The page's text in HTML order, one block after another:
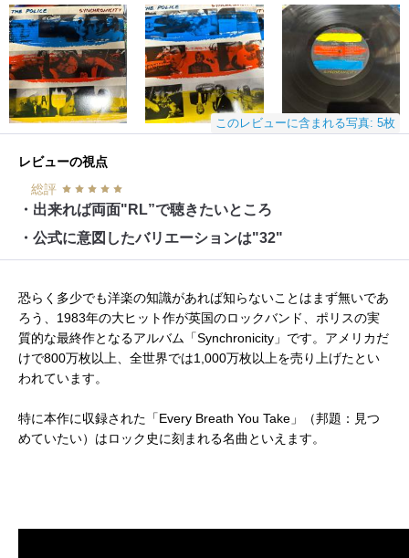
このレビューに含まれる写真: 5枚
レビューの視点
総評
・出来れば両面"RL”で聴きたいところ
・公式に意図したバリエーションは"32"
恐らく多少でも洋楽の知識があれば知らないことはまず無いであ
ろう、1983年の大ヒット作が英国のロックバンド、ポリスの実
質的な最終作となるアルバム「Synchronicity」です。アメリカだ
けで800万枚以上、全世界では1,000万枚以上を売り上げたとい
われています。
特に本作に収録された「Every Breath You Take」（邦題：見つ
めていたい）はロック史に刻まれる名曲といえます。